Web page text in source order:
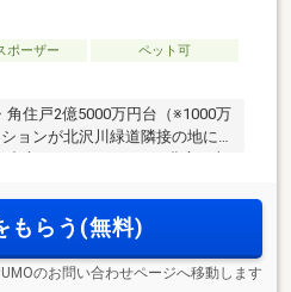
ポーザー
ペット可
角住戸2億5000万円台（※1000万
ョンが北沢川緑道隣接の地に
により整備された駅前の街並
もらう(無料)
のお問い合わせページへ移動します